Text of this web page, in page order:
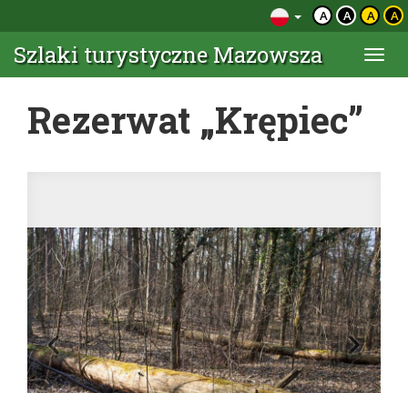
A A A A
Szlaki turystyczne Mazowsza
Rezerwat „Krępiec”